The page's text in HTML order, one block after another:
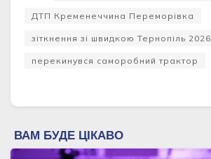
ДТП Кременеччина Переморівка
зіткнення зі швидкою Тернопіль 2026
перекинувся саморобний трактор